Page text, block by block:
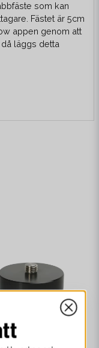
som kan
Fästet är 5cm
appen genom att
läggs detta